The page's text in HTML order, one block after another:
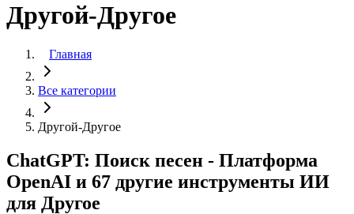
Другой-Другое
Главная
Все категории
Другой-Другое
ChatGPT: Поиск песен - Платформа
OpenAI и 67 другие инструменты ИИ
для Другое